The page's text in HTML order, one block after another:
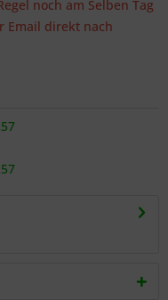
noch am Selben Tag
Email direkt nach